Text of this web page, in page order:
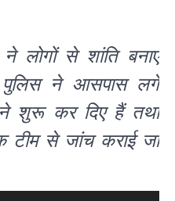
ने लोगों से शांति बनाए
ने आसपास लगे
शुरू कर दिए हैं तथा
टीम से जांच कराई जा